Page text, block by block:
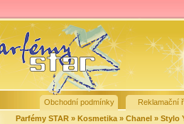
Obchodní podmínky Reklamační
Parfémy STAR » Kosmetika » Chanel » Stylo